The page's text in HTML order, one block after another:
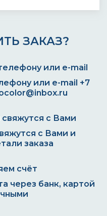
ЗАКАЗ?
или e-mail +7
с Вами и
заказа
через банк, картой